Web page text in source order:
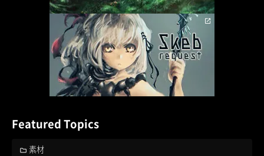
Featured Topics
素材